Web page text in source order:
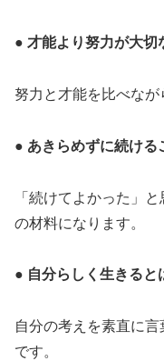
● 才能より努力が大切
努力と才能を比べなが
● あきらめずに続ける
「続けてよかった」
の材料になります。
● 自分らしく生きると
自分の考えを素直に
です。